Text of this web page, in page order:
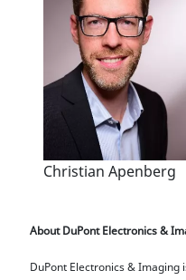
Christian Apenberg
About DuPont Electronics &
DuPont Electronics &